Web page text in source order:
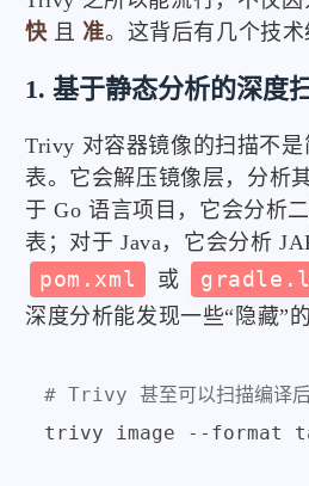
快且 准。这背后有几个技术
1. 基于静态分析的深度
Trivy 对容器镜像的扫描不是
表。它会解压镜像层，分析
于 Go 语言项目，它会分析
表；对于 Java，它会分析
pom.xml
或
深度分析能发现一些“隐藏”
# Trivy 甚至可以扫描编译